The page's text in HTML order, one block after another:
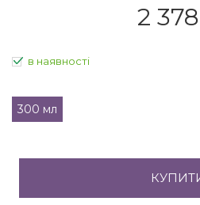
2 378
в наявності
300 мл